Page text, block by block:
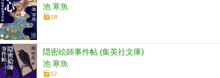
池 寒魚
18
隠密絵師事件帖 (集英社文庫)
池 寒魚
57